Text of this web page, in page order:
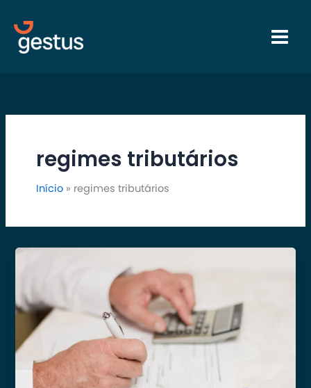
para
conteúdo
regimes tributários
Início regimes tributários